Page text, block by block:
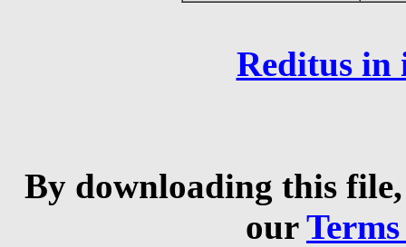
Reditus in
By downloading this
our